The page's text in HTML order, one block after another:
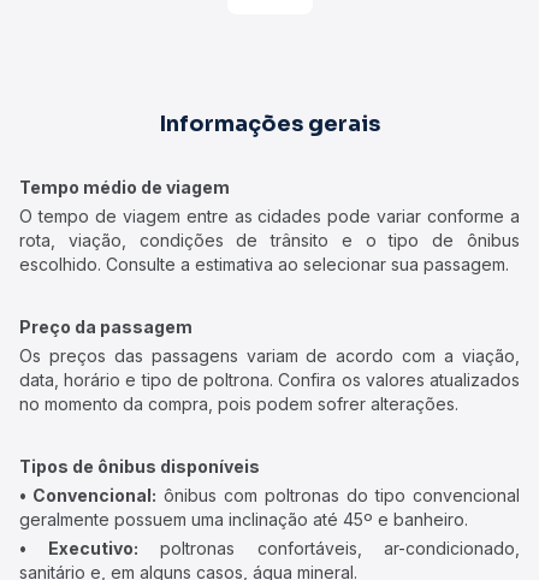
Informações gerais
Tempo médio de viagem
O tempo de viagem entre as cidades pode variar conforme a
rota, viação, condições de trânsito e o tipo de ônibus
escolhido. Consulte a estimativa ao selecionar sua passagem.
Preço da passagem
Os preços das passagens variam de acordo com a viação,
data, horário e tipo de poltrona. Confira os valores atualizados
no momento da compra, pois podem sofrer alterações.
Tipos de ônibus disponíveis
• Convencional: ônibus com poltronas do tipo convencional
geralmente possuem uma inclinação até 45º e banheiro.
• Executivo: poltronas confortáveis, ar-condicionado,
sanitário e, em alguns casos, água mineral.